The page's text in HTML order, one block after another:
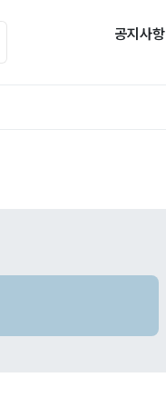
공지사항